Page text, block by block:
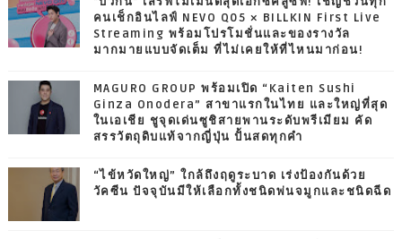
คนเช็กอินไลฟ์ NEVO Q05 × BILLKIN First Live
Streaming พร้อมโปรโมชั่นและของรางวัล
มากมายแบบจัดเต็ม ที่ไม่เคยให้ที่ไหนมาก่อน!
MAGURO GROUP พร้อมเปิด “Kaiten Sushi
Ginza Onodera” สาขาแรกในไทย และใหญ่ที่สุด
ในเอเชีย ชูจุดเด่นซูชิสายพานระดับพรีเมียม คัด
สรรวัตถุดิบแท้จากญี่ปุ่น ปั้นสดทุกคำ
“ไข้หวัดใหญ่” ใกล้ถึงฤดูระบาด เร่งป้องกันด้วย
วัคซีน ปัจจุบันมีให้เลือกทั้งชนิดพ่นจมูกและชนิดฉีด